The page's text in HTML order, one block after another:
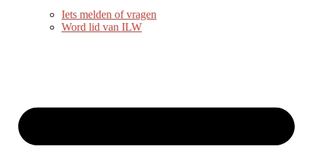
Iets melden of vragen
Word lid van ILW